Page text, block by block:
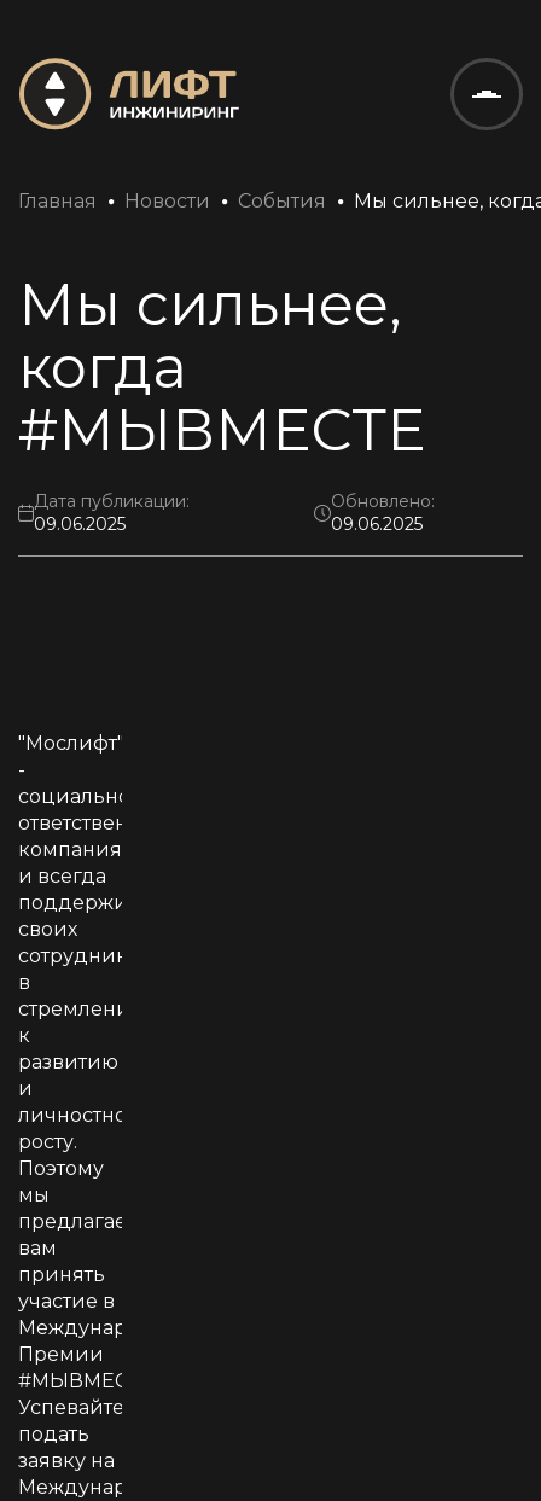
Главная Новости События Мы сильнее,
Мы сильнее,
когда
#МЫВМЕСТЕ
Дата публикации:
09.06.2025
Обновлено:
09.06.2025
"Мослифт"
-
социально
ответственная
компания
и всегда
поддерживает
своих
сотрудников
в
стремлении
к
развитию
и
личностному
росту.
Поэтому
мы
предлагаем
вам
принять
участие в
Международной
Премии
#МЫВМЕСТЕ.
Успевайте
подать
заявку на
Международную